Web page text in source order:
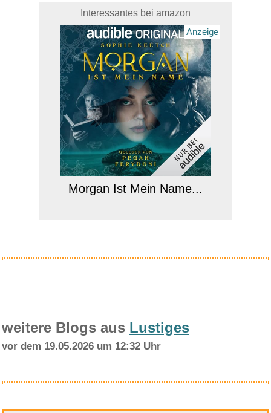
Interessantes bei amazon
Anzeige
Morgan Ist Mein Name...
Festool KR -D17 Kopierring/von...
weitere Blogs aus Lustiges
vor dem 19.05.2026 um 12:32 Uhr